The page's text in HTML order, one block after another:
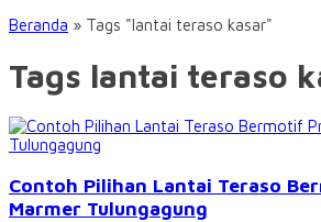
Beranda » Tags "lantai teraso kasar"
Tags lantai teraso
Contoh Pilihan Lantai Teraso
Marmer Tulungagung